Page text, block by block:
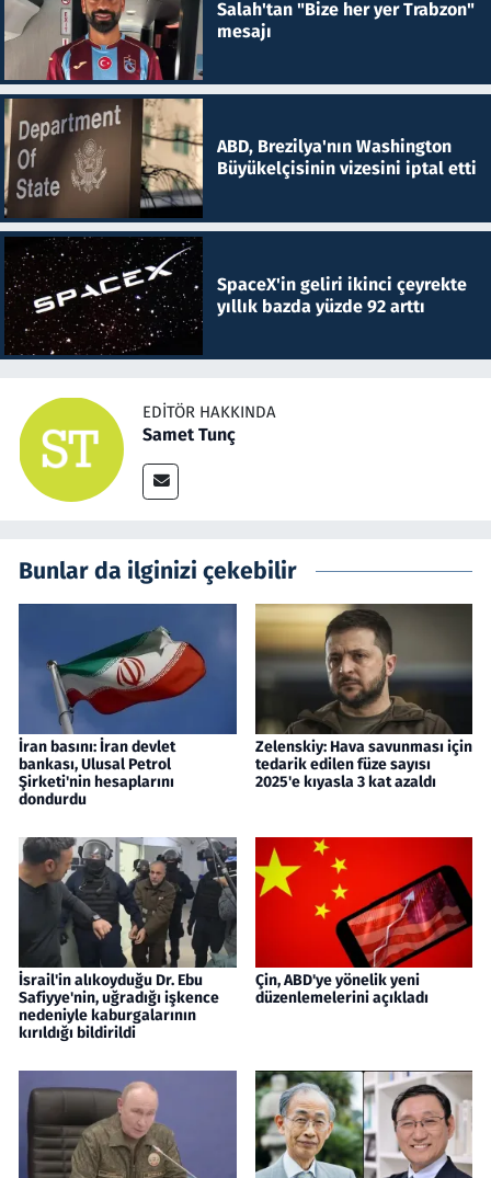
Salah'tan "Bize her yer Trabzon"
mesajı
ABD, Brezilya'nın Washington
Büyükelçisinin vizesini iptal etti
SpaceX'in geliri ikinci çeyrekte
yıllık bazda yüzde 92 arttı
EDITÖR HAKKINDA
Samet Tunç
Bunlar da ilginizi çekebilir
İran basını: İran devlet
bankası, Ulusal Petrol
Şirketi'nin hesaplarını
dondurdu
Zelenskiy: Hava savunması için
tedarik edilen füze sayısı
2025'e kıyasla 3 kat azaldı
İsrail'in alıkoyduğu Dr. Ebu
Safiyye'nin, uğradığı işkence
nedeniyle kaburgalarının
kırıldığı bildirildi
Çin, ABD'ye yönelik yeni
düzenlemelerini açıkladı